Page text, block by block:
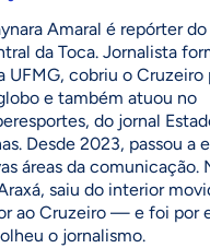
Amaral é repórter do
da Toca. Jornalista
UFMG, cobriu o Cruzeiro
e também atuou no
do jornal
Desde 2023, passou a
áreas da comunicação.
saiu do interior
ao Cruzeiro — e foi por
o jornalismo.